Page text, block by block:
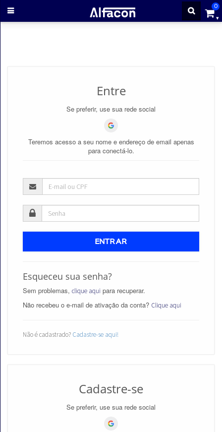
0
Cursos
Apostilas
ALFAQUIZ
Aprovados
Entre
Se preferir, use sua rede social
Teremos acesso a seu nome e endereço de email apenas
para conectá-lo.
ENTRAR
Esqueceu sua senha?
Sem problemas, clique aqui para recuperar.
Não recebeu o e-mail de ativação da conta? Clique aqui
Não é cadastrado? Cadastre-se aqui!
Cadastre-se
Se preferir, use sua rede social